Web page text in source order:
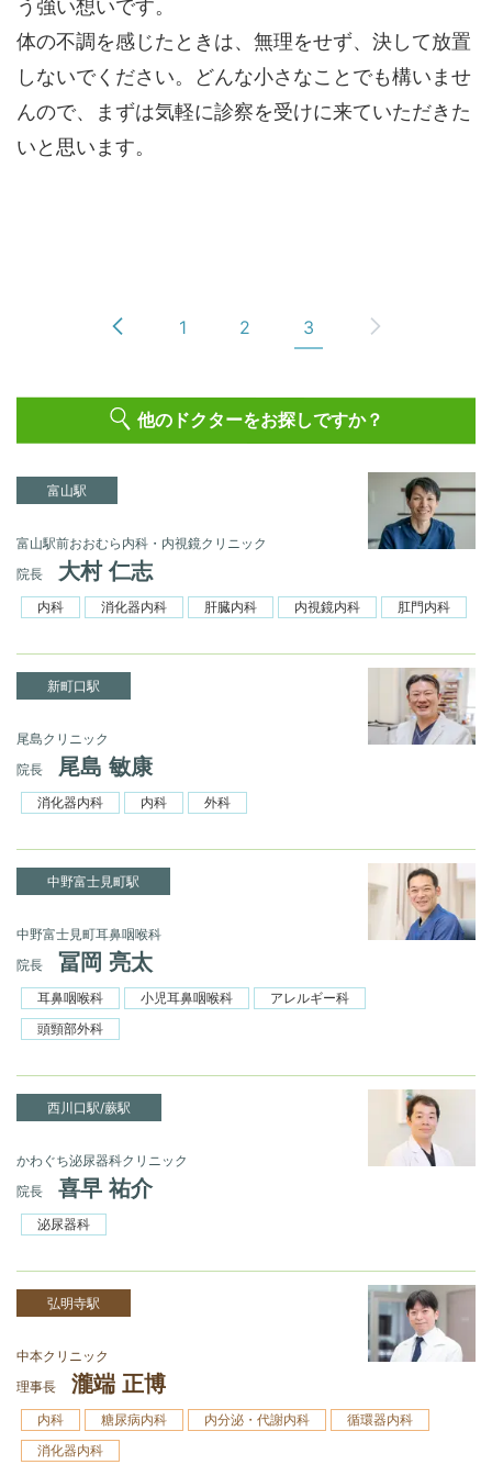
う強い想いです。
体の不調を感じたときは、無理をせず、決して放置
しないでください。どんな小さなことでも構いませ
んので、まずは気軽に診察を受けに来ていただきた
いと思います。
1 2 3
他のドクターをお探しですか？
富山駅
富山駅前おおむら内科・内視鏡クリニック
院長
大村 仁志
内科 消化器内科 肝臓内科 内視鏡内科 肛門内科
新町口駅
尾島クリニック
院長
尾島 敏康
消化器内科 内科 外科
中野富士見町駅
中野富士見町耳鼻咽喉科
院長
冨岡 亮太
耳鼻咽喉科 小児耳鼻咽喉科
アレルギー科
頭頸部外科
西川口駅/蕨駅
かわぐち泌尿器科クリニック
院長
喜早 祐介
泌尿器科
弘明寺駅
中本クリニック
理事長
瀧端 正博
内科 糖尿病内科 内分泌・代謝内科
循環器内科
消化器内科